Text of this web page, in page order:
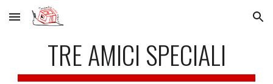
Skip to main content Skip to navigation
TRE AMICI SPECIALI